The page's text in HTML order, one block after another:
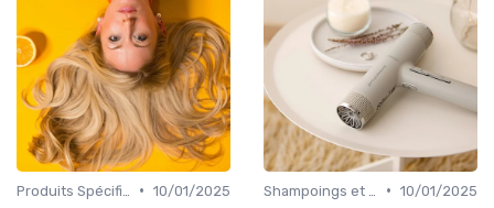
• 10/01/2025
• 10/01/2025